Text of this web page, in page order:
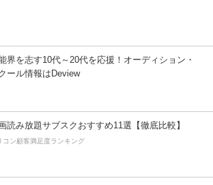
界を志す10代～20代を応援！オーディション・
ール情報はDeview
読み放題サブスクおすすめ11選【徹底比較】
コン顧客満足度ランキング